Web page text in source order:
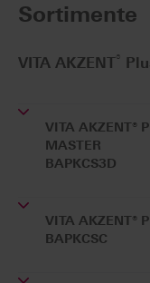
Sortimente
VITA AKZENT®
VITA AKZENT®
MASTER
BAPKCS3D
VITA AKZENT®
BAPKCSC